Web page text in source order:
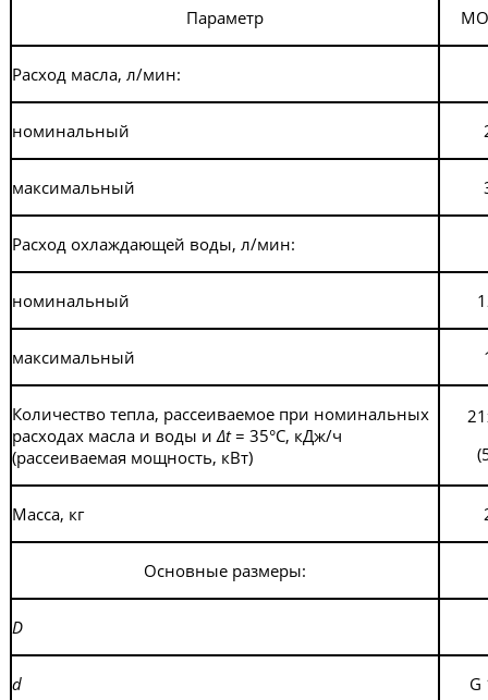
Параметр
Расход масла, л/мин:
номинальный
максимальный
Расход охлаждающей воды, л/мин:
номинальный
максимальный
Количество тепла, рассеиваемое при номинальных
расходах масла и воды иΔt = 35°С, кДж/ч
(рассеиваемая мощность, кВт)
Масса, кг
Основные размеры:
D
d G